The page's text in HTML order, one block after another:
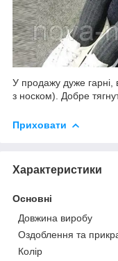
У продажу дуже гарні,
з носком). Добре
Приховати
Характеристики
Основні
Довжина виробу
Оздоблення та
Колір